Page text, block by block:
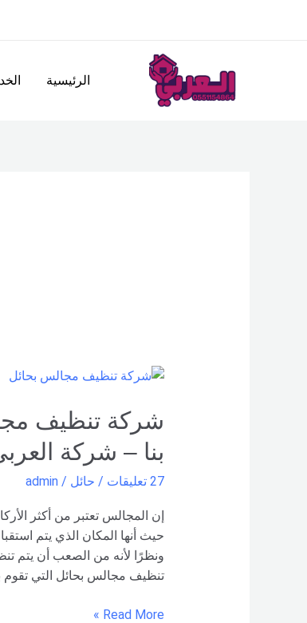
الرئيسية
بنا – شركة
27 تعليقات / حائل /
admin
إن المجالس تعتبر من أكثر
حيث أنها المكان الذي يتم
ونظرًا لأنه من الصعب أن يتم
تنظيف مجالس بحائل التي تقوم
شركة
مجالس
بحائل
–
0551154864
بنا –
شركة العربي
Read More »